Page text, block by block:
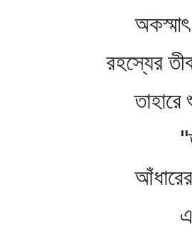
অকস্মাৎ
রহস্যের তীব্রতায়
তাহারে
"তুমিই
আঁধারের কোন্‌
এসেছ